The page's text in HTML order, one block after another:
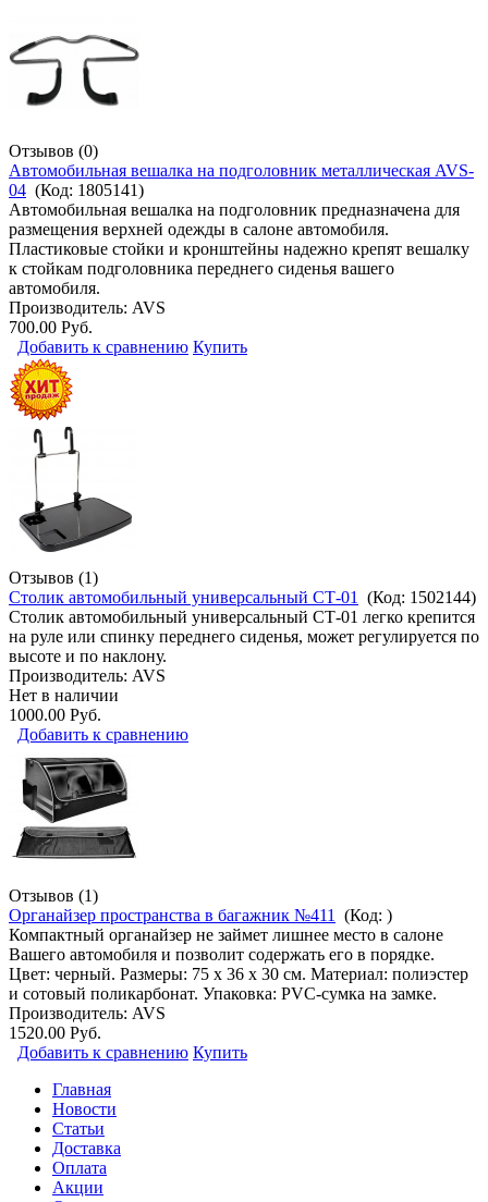
Отзывов (0)
Автомобильная вешалка на подголовник металлическая AVS-
04 (Код: 1805141)
Автомобильная вешалка на подголовник предназначена для
размещения верхней одежды в салоне автомобиля.
Пластиковые стойки и кронштейны надежно крепят вешалку
к стойкам подголовника переднего сиденья вашего
автомобиля.
Производитель: AVS
700.00 Руб.
Добавить к сравнению Купить
Отзывов (1)
Столик автомобильный универсальный СТ-01
(Код: 1502144)
Столик автомобильный универсальный СТ-01 легко крепится
на руле или спинку переднего сиденья, может регулируется по
высоте и по наклону.
Производитель: AVS
Нет в наличии
1000.00 Руб.
Добавить к сравнению
Отзывов (1)
Органайзер пространства в багажник №411
(Код: )
Компактный органайзер не займет лишнее место в салоне
Вашего автомобиля и позволит содержать его в порядке.
Цвет: черный. Размеры: 75 х 36 х 30 см. Материал: полиэстер
и сотовый поликарбонат. Упаковка: PVC-сумка на замке.
Производитель: AVS
1520.00 Руб.
Добавить к сравнению Купить
Главная
Новости
Статьи
Доставка
Оплата
Акции